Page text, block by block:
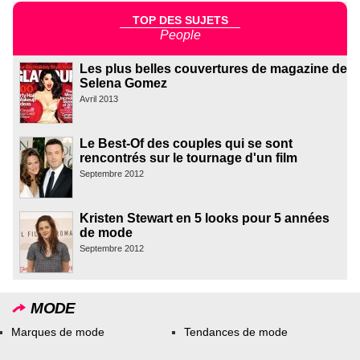
TOP DES SUJETS
People
Les plus belles couvertures de magazine de
Selena Gomez
Avril 2013
Le Best-Of des couples qui se sont
rencontrés sur le tournage d'un film
Septembre 2012
Kristen Stewart en 5 looks pour 5 années
de mode
Septembre 2012
MODE
Marques de mode Tendances de mode